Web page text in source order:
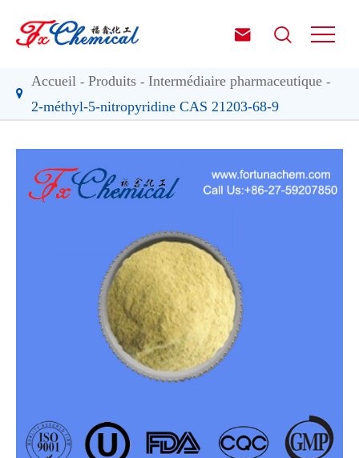
 
Accueil Produits
Intermédiaire pharmaceutique
2-méthyl-5-nitropyridine CAS 21203-68-9